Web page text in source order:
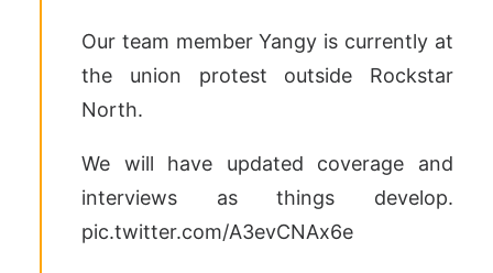
Our team member Yangy is currently at
the union protest outside Rockstar
North.
We will have updated coverage and
interviews as things develop.
pic.twitter.com/A3evCNAx6e